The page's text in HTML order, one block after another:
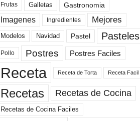
Frutas Galletas Gastronomia
Imagenes Ingredientes Mejores
Modelos Navidad Pastel Pasteles
Pollo Postres Postres Faciles
Receta Receta de Torta Receta Facil
Recetas Recetas de Cocina
Recetas de Cocina Faciles